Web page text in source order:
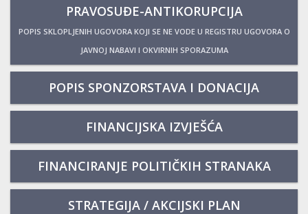
PRAVOSUĐE-ANTIKORUPCIJA
POPIS SKLOPLJENIH UGOVORA KOJI SE NE VODE U REGISTRU UGOVORA O
JAVNOJ NABAVI I OKVIRNIH SPORAZUMA
POPIS SPONZORSTAVA I DONACIJA
FINANCIJSKA IZVJEŠĆA
FINANCIRANJE POLITIČKIH STRANAKA
STRATEGIJA / AKCIJSKI PLAN